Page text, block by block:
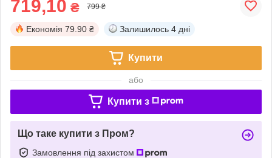
719,10 ₴ 799 ₴
Економія 79.90 ₴ Залишилось 4 дні
Купити
або
Купити з
Що таке купити з Пром?
Замовлення під захистом